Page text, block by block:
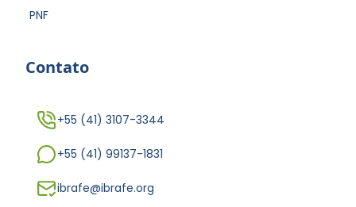
PNF
Contato
+55 (41) 3107-3344
+55 (41) 99137-1831
ibrafe@ibrafe.org